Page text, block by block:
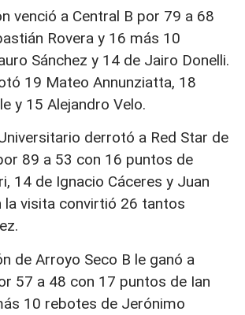
venció a Central B por 79 a 68
Rovera y 16 más 10
Sánchez y 14 de Jairo Donelli.
19 Mateo Annunziatta, 18
y 15 Alejandro Velo.
derrotó a Red Star de
89 a 53 con 16 puntos de
14 de Ignacio Cáceres y Juan
la visita convirtió 26 tantos
de Arroyo Seco B le ganó a
57 a 48 con 17 puntos de Ian
10 rebotes de Jerónimo